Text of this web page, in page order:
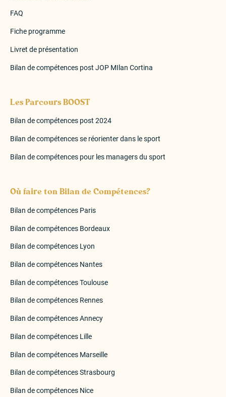
FAQ
Fiche programme
Livret de présentation
Bilan de compétences post JOP MIlan Cortina
Les Parcours BOOST
Bilan de compétences post 2024
Bilan de compétences se réorienter dans le sport
Bilan de compétences pour les managers du sport
Où faire ton Bilan de Compétences?
Bilan de compétences Paris
Bilan de compétences Bordeaux
Bilan de compétences Lyon
Bilan de compétences Nantes
Bilan de compétences Toulouse
Bilan de compétences Rennes
Bilan de compétences Annecy
Bilan de compétences Lille
Bilan de compétences Marseille
Bilan de compétences Strasbourg
Bilan de compétences Nice